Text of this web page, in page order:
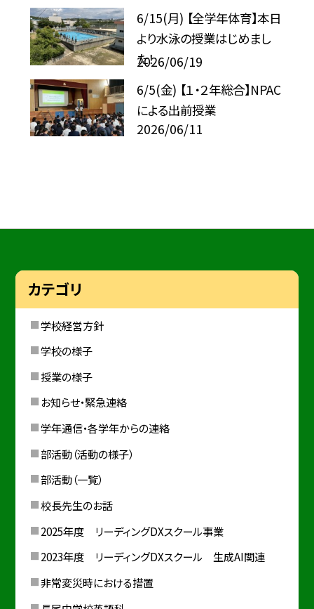
6/15(月) 【全学年体育】本日
より水泳の授業はじめまし
た！
2026/06/19
6/5(金) 【１・２年総合】NPAC
による出前授業
2026/06/11
カテゴリ
学校経営方針
学校の様子
授業の様子
お知らせ・緊急連絡
学年通信・各学年からの連絡
部活動（活動の様子）
部活動（一覧）
校長先生のお話
2025年度 リーディングDXスクール事業
2023年度 リーディングDXスクール 生成AI関連
非常変災時における措置